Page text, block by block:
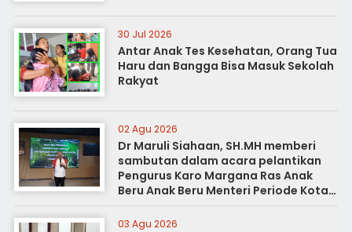
30 Jul 2026
Antar Anak Tes Kesehatan, Orang Tua
Haru dan Bangga Bisa Masuk Sekolah
Rakyat
02 Agu 2026
Dr Maruli Siahaan, SH.MH memberi
sambutan dalam acara pelantikan
Pengurus Karo Margana Ras Anak
Beru Anak Beru Menteri Periode Kota
Medan
03 Agu 2026